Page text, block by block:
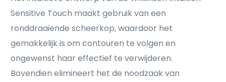
Sensitive Touch maakt gebruik van een
ronddraaiende scheerkop, waardoor het
gemakkelijk is om contouren te volgen en
ongewenst haar effectief te verwijderen.
Bovendien elimineert het de noodzaak van